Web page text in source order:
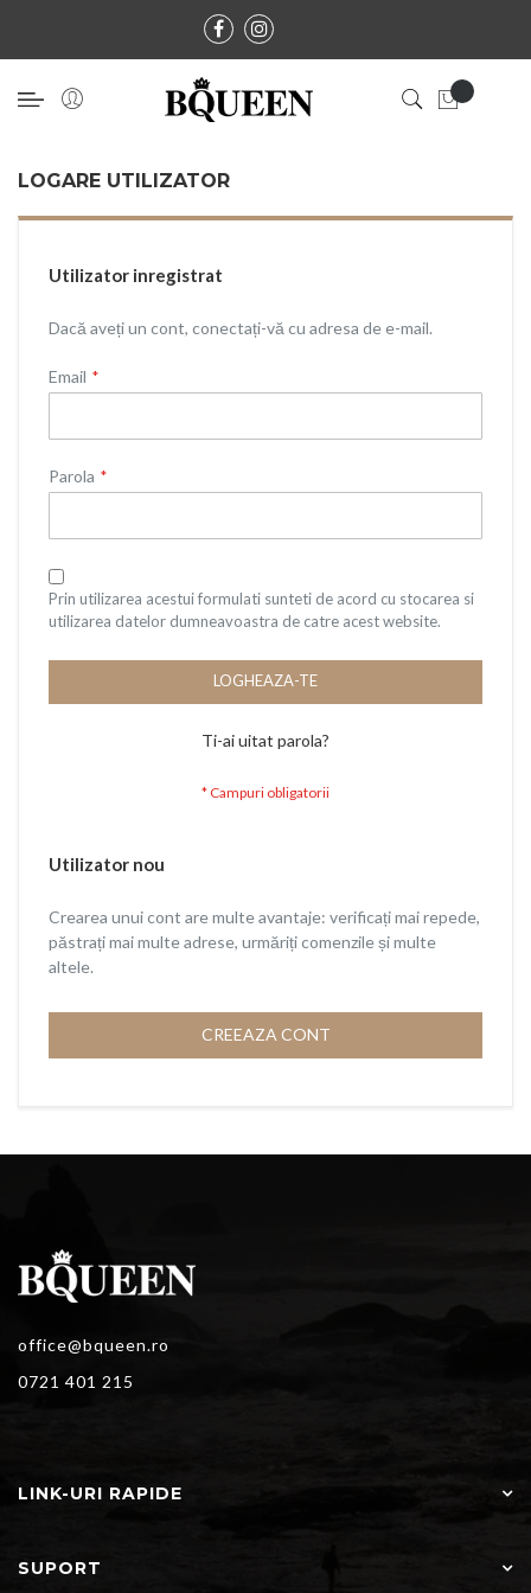
LOGARE UTILIZATOR
Utilizator inregistrat
Dacă aveți un cont, conectați-vă cu adresa de e-mail.
Email
Parola
Prin utilizarea acestui formulati sunteti de acord cu stocarea si
utilizarea datelor dumneavoastra de catre acest website.
LOGHEAZA-TE
Ti-ai uitat parola?
Utilizator nou
Crearea unui cont are multe avantaje: verificați mai repede,
păstrați mai multe adrese, urmăriți comenzile și multe
altele.
CREEAZA CONT
office@bqueen.ro
0721 401 215
LINK-URI RAPIDE
SUPORT